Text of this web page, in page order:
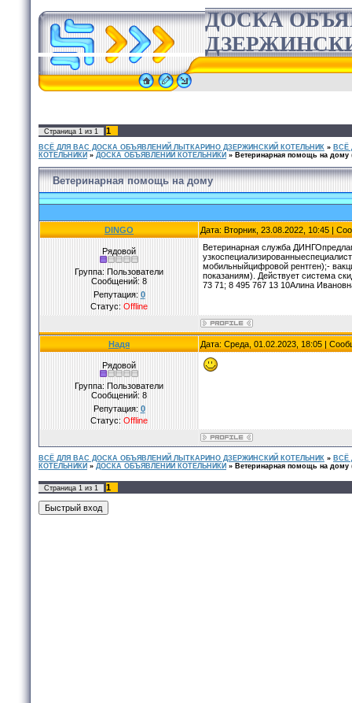
ДОСКА
Страница 1 из 1 1
ВСЁ ДЛЯ ВАС ДОСКА ОБЪЯВЛЕНИЙ ЛЫТКАРИНО ДЗЕРЖИНСКИЙ КОТЕЛЬНИК » ВСЁ
КОТЕЛЬНИКИ » ДОСКА ОБЪЯВЛЕНИЙ КОТЕЛЬНИКИ » Ветеринарная помощь на дому
Ветеринарная помощь на дому
DINGO Дата: Вторник, 23.08.2022, 10:45 |
Рядовой
Группа: Пользователи
Сообщений: 8
Репутация: 0
Статус: Offline
Ветеринарная служба
мобильныйцифровой рентген);-
показаниям). Действует система
73 71; 8 495 767 13 10Алина
Надя Дата: Среда, 01.02.2023, 18:05 |
Рядовой
Группа: Пользователи
Сообщений: 8
Репутация: 0
Статус: Offline
ВСЁ ДЛЯ ВАС ДОСКА ОБЪЯВЛЕНИЙ ЛЫТКАРИНО ДЗЕРЖИНСКИЙ КОТЕЛЬНИК » ВСЁ
КОТЕЛЬНИКИ » ДОСКА ОБЪЯВЛЕНИЙ КОТЕЛЬНИКИ » Ветеринарная помощь на дому
Страница 1 из 1 1